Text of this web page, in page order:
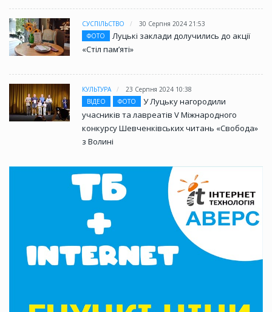
СУСПІЛЬСТВО
30 Серпня 2024 21:53
ФОТО
Луцькі заклади долучились до акції
«Стіл памʼяті»
КУЛЬТУРА
23 Серпня 2024 10:38
ВІДЕО
ФОТО
У Луцьку нагородили
учасників та лавреатів V Міжнародного
конкурсу Шевченківських читань «Свобода»
з Волині